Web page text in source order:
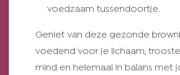
voedzaam tussendoortje.
Geniet van deze gezonde
voedend voor je lichaam,
mind en helemaal in balans met